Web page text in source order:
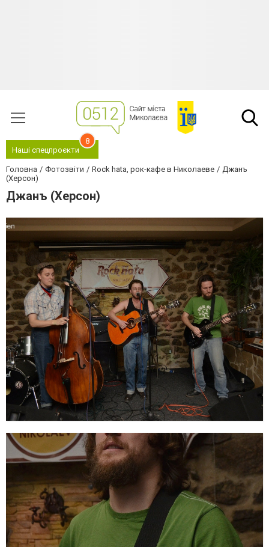
Наші спецпроєкти
8
Головна Фотозвіти Rock hata, рок-кафе в Николаеве
Джанъ
(Херсон)
Джанъ (Херсон)